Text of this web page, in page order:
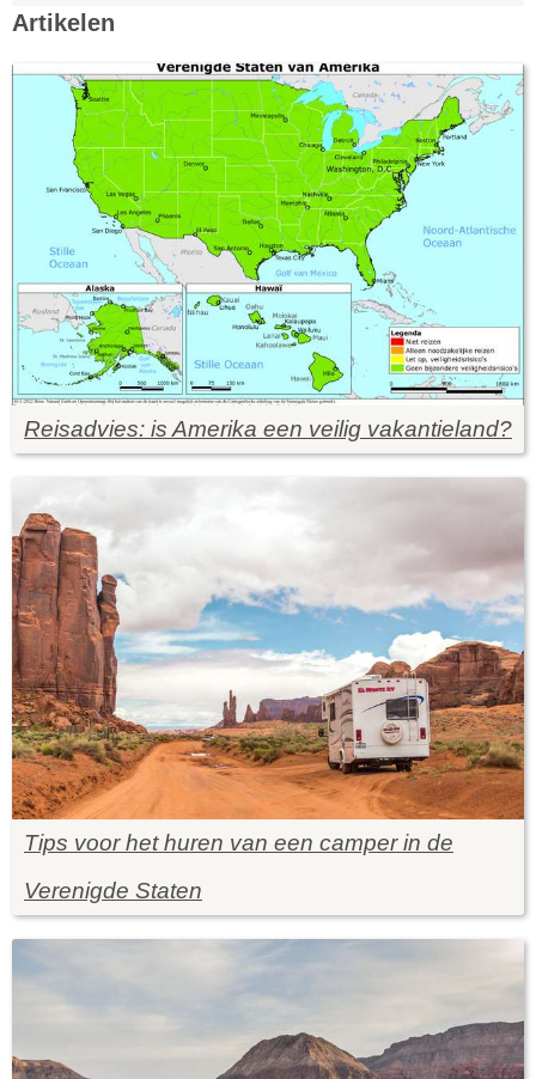
Artikelen
Reisadvies: is Amerika een veilig vakantieland?
Tips voor het huren van een camper in de
Verenigde Staten